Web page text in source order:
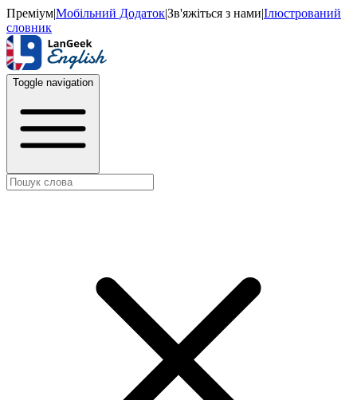
Преміум|Мобільний Додаток|Зв'яжіться з нами|Ілюстрований
словник
Toggle navigation